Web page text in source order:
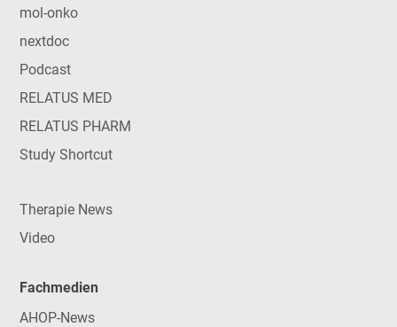
mol-onko
nextdoc
Podcast
RELATUS MED
RELATUS PHARM
Study Shortcut
Therapie News
Video
Fachmedien
AHOP-News